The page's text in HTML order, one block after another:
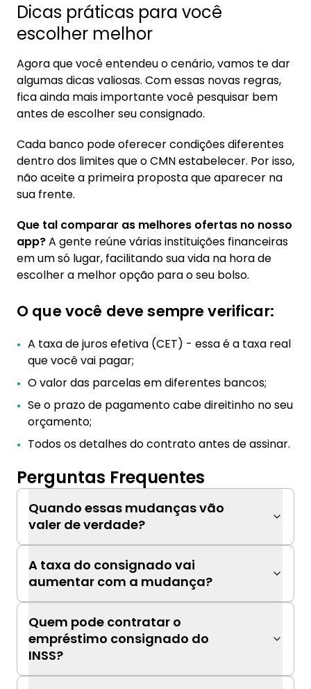
Dicas práticas para você
escolher melhor
Agora que você entendeu o cenário, vamos te dar
algumas dicas valiosas. Com essas novas regras,
fica ainda mais importante você pesquisar bem
antes de escolher seu consignado.
Cada banco pode oferecer condições diferentes
dentro dos limites que o CMN estabelecer. Por isso,
não aceite a primeira proposta que aparecer na
sua frente.
Que tal comparar as melhores ofertas no nosso
app?A gente reúne várias instituições financeiras
em um só lugar, facilitando sua vida na hora de
escolher a melhor opção para o seu bolso.
O que você deve sempre verificar:
A taxa de juros efetiva (CET) - essa é a taxa real
que você vai pagar;
O valor das parcelas em diferentes bancos;
Se o prazo de pagamento cabe direitinho no seu
orçamento;
Todos os detalhes do contrato antes de assinar.
Perguntas Frequentes
Quando essas mudanças vão
valer de verdade?
A taxa do consignado vai
aumentar com a mudança?
Quem pode contratar o
empréstimo consignado do
INSS?